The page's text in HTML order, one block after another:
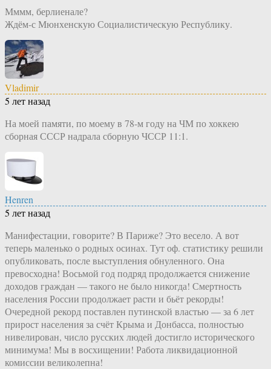
Мммм, берлиенале?
Ждём-с Мюнхенскую Социалистическую Республику.
Vladimir
5 лет назад
На моей памяти, по моему в 78-м году на ЧМ по хоккею
сборная СССР надрала сборную ЧССР 11:1.
Henren
5 лет назад
Манифестации, говорите? В Париже? Это весело. А вот
теперь маленько о родных осинах. Тут оф. статистику решили
опубликовать, после выступления обнуленного. Она
превосходна! Восьмой год подряд продолжается снижение
доходов граждан — такого не было никогда! Смертность
населения России продолжает расти и бьёт рекорды!
Очередной рекорд поставлен путинской властью — за 6 лет
прирост населения за счёт Крыма и Донбасса, полностью
нивелирован, число русских людей достигло исторического
минимума! Мы в восхищении! Работа ликвидационной
комиссии великолепна!